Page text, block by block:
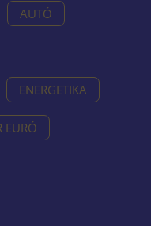
AUTÓ
ENERGETIKA
EURÓ